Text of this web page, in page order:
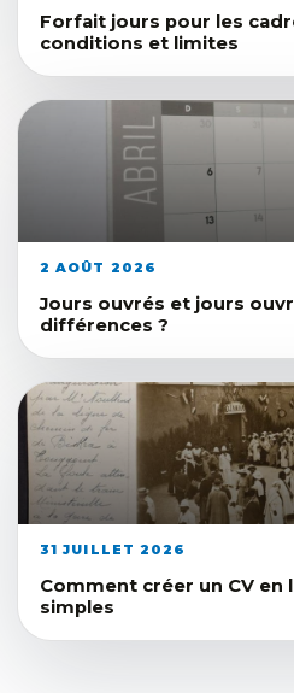
Forfait jours pour les
conditions et limites
2 AOÛT 2026
Jours ouvrés et jours
différences ?
31 JUILLET 2026
Comment créer un CV en
simples